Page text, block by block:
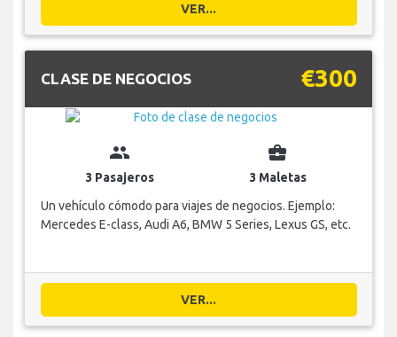
VER...
CLASE DE NEGOCIOS €300
group
3 Pasajeros
business_center
3 Maletas
Un vehículo cómodo para viajes de negocios. Ejemplo:
Mercedes E-class, Audi A6, BMW 5 Series, Lexus GS, etc.
VER...